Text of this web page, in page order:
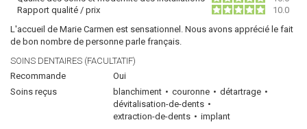
Rapport qualité / prix
10.0
L'accueil de Marie Carmen est sensationnel. Nous avons apprécié le fait
de bon nombre de personne parle français.
SOINS DENTAIRES (FACULTATIF)
Recommande
Oui
Soins reçus
blanchiment couronne
détartrage
dévitalisation-de-dents
extraction-de-dents
implant